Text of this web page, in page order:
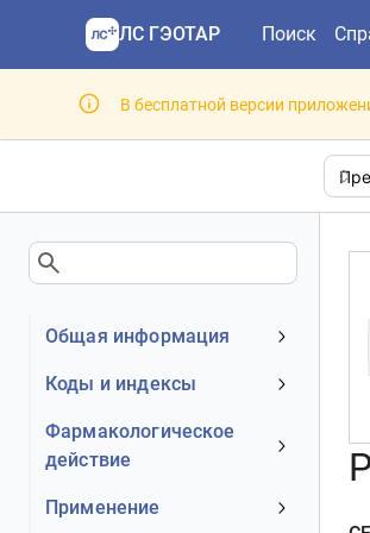
ЛС ГЭОТАР Поиск
В бесплатной версии
Общая информация
Устаревшее наименование
Номер регистрационного
удостоверения РФ
Действующее вещество
Коды и индексы
АТХ код
МКБ-10 код
Фармакологическое
действие
Механизм действия
Применение